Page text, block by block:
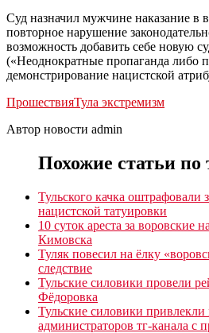
Суд назначил мужчине наказание в
повторное нарушение
возможность добавить себе новую
(«Неоднократные пропаганда либо
демонстрирование нацистской
ПрошествияТула экстремизм
Автор новости admin
Похожие статьи по
Тульского качка оштрафовали
нацистской татуировки
10 суток ареста за воровские
Кимовска
Туляк повесил на ёлку
следствие
Тульские силовики провели
Фёдоровка
Тульские силовики привлекли
администраторов тг-канала с